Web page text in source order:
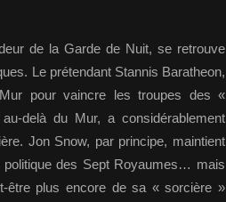
de la Garde de Nuit, se retrouve
Le prétendant Stannis Baratheon,
pour vaincre les troupes des «
delà du Mur, a considérablement
Jon Snow, par principe, maintient
des Sept Royaumes… mais
être plus encore de sa « sorcière »